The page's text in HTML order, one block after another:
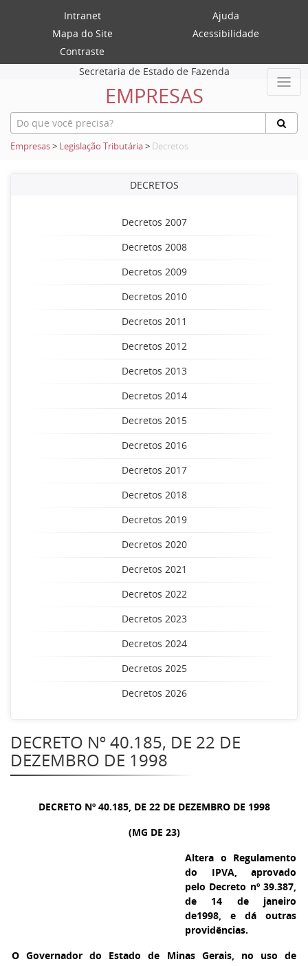
Intranet
Ajuda
Mapa do Site
Acessibilidade
Contraste
Secretaria de Estado de Fazenda
EMPRESAS
Empresas> Legislação Tributária> Decretos
DECRETOS
Decretos 2007
Decretos 2008
Decretos 2009
Decretos 2010
Decretos 2011
Decretos 2012
Decretos 2013
Decretos 2014
Decretos 2015
Decretos 2016
Decretos 2017
Decretos 2018
Decretos 2019
Decretos 2020
Decretos 2021
Decretos 2022
Decretos 2023
Decretos 2024
Decretos 2025
Decretos 2026
DECRETO Nº 40.185, DE 22 DE
DEZEMBRO DE 1998
DECRETO Nº 40.185, DE 22 DE DEZEMBRO DE 1998
(MG DE 23)
Altera o Regulamento
do IPVA, aprovado
pelo Decreto nº 39.387,
de 14 de janeiro
de1998, e dá outras
providências.
O Governador do Estado de Minas Gerais, no uso de